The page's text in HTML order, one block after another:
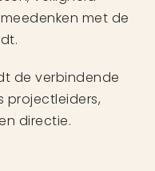
met de
de verbindende
projectleiders,
directie.